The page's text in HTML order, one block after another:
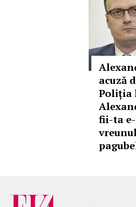
acuză
Poliția
fii-ta